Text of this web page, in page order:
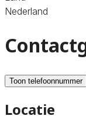
Nederland
Toon telefoonnummer
Locatie